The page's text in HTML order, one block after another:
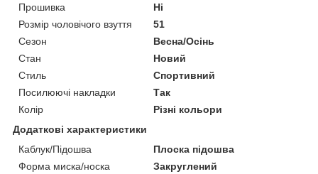
Прошивка
Ні
Розмір чоловічого взуття
51
Сезон
Весна/Осінь
Стан
Новий
Стиль
Спортивний
Посилюючі накладки
Так
Колір
Різні кольори
Додаткові характеристики
Каблук/Підошва
Плоска підошва
Форма миска/носка
Закруглений